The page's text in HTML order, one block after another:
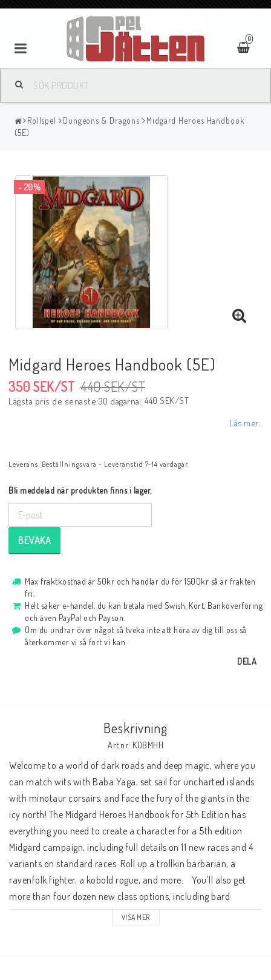
0
Rollspel Dungeons & Dragons
Midgard Heroes Handbook
(5E)
- 20%
Midgard Heroes Handbook (5E)
440 SEK/ST
350 SEK/ST
Lägsta pris de senaste 30 dagarna 440 SEK/ST
Läs mer...
Leverans: Beställningsvara - Leveranstid 7-14 vardagar.
Bli meddelad när produkten finns i lager.
BEVAKA
Max fraktkostnad är 50kr och handlar du för 1500kr så är frakten
fri.
Helt säker e-handel, du kan betala med Swish, Kort, Banköverföring
och även PayPal och Payson.
Om du undrar över något så tveka inte att höra av dig till oss så
återkommer vi så fort vi kan.
DELA
Beskrivning
Art.nr: KOBMHH
Welcome to a world of dark roads and deep magic, where you
can match wits with Baba Yaga, set sail for uncharted islands
with minotaur corsairs, and face the fury of the giants in the
icy north! The Midgard Heroes Handbook for 5th Edition has
everything you need to create a character for a 5th edition
Midgard campaign, including full details on 11 new races and 4
variants on standard races. Roll up a trollkin barbarian, a
ravenfolk fighter, a kobold rogue, and more.    You'll also get
more than four dozen new class options, including bard
colleges and paladin oaths martial, ranger, and rogue
VISA MER